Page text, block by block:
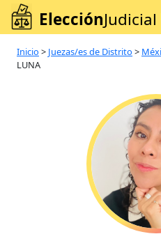
ElecciónJudicial
Inicio > Juezas/es de Distrito >
LUNA